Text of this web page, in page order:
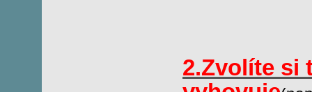
2.Zvolíte si